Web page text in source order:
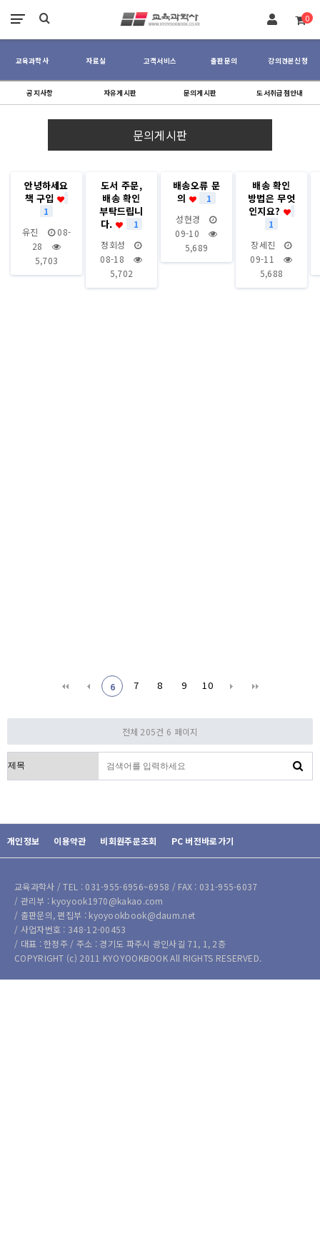
0
교육과학사 자료실 고객서비스 출판문의 강의견본신청
공지사항 자유게시판 문의게시판 도서취급점안내
문의게시판
안녕하세요
책 구입
1
유진
08-
28
5,703
도서 주문,
배송 확인
부탁드립니
다.
1
정회성
08-18
5,702
배송오류 문
의
1
성현경
09-10
5,689
배송 확인
방법은 무엇
인지요?
1
장세진
09-11
5,688
6 7 8 9 10
전체 205건 6 페이지
개인정보 이용약관 비회원주문조회 PC 버전바로가기
교육과학사 / TEL : 031-955-6956~6958 / FAX : 031-955-6037
/ 관리부 : kyoyook1970@kakao.com
/ 출판문의, 편집부 : kyoyookbook@daum.net
/ 사업자번호 : 348-12-00453
/ 대표 : 한정주 / 주소 : 경기도 파주시 광인사길 71, 1, 2층
COPYRIGHT (c) 2011 KYOYOOKBOOK All RIGHTS RESERVED.